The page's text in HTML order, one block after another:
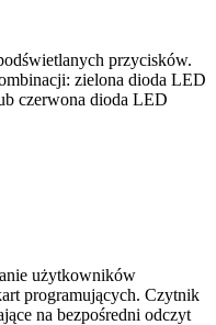
przycisków.
zielona dioda LED
czerwona dioda LED
użytkowników
programujących. Czytnik
na bezpośredni odczyt